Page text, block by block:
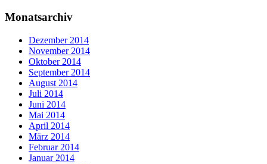
Monatsarchiv
Dezember 2014
November 2014
Oktober 2014
September 2014
August 2014
Juli 2014
Juni 2014
Mai 2014
April 2014
März 2014
Februar 2014
Januar 2014